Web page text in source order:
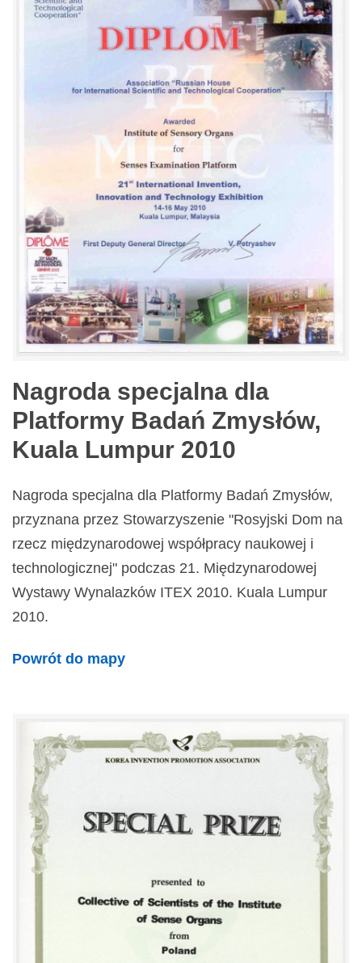
Nagroda specjalna dla
Platformy Badań Zmysłów,
Kuala Lumpur 2010
Nagroda specjalna dla Platformy Badań Zmysłów,
przyznana przez Stowarzyszenie "Rosyjski Dom na
rzecz międzynarodowej współpracy naukowej i
technologicznej" podczas 21. Międzynarodowej
Wystawy Wynalazków ITEX 2010. Kuala Lumpur
2010.
Powrót do mapy